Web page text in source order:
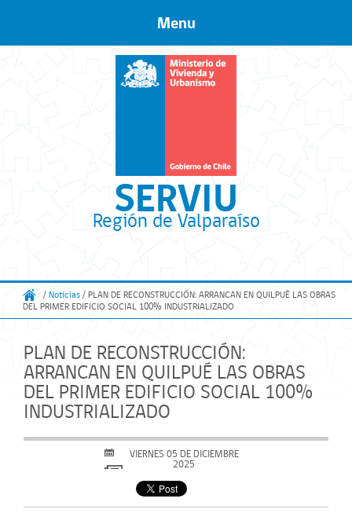
SERVIU
Región de Valparaíso
Menu
/ Noticias / PLAN DE RECONSTRUCCIÓN: ARRANCAN EN QUILPUÉ LAS OBRAS
DEL PRIMER EDIFICIO SOCIAL 100% INDUSTRIALIZADO
PLAN DE RECONSTRUCCIÓN:
ARRANCAN EN QUILPUÉ LAS OBRAS
DEL PRIMER EDIFICIO SOCIAL 100%
INDUSTRIALIZADO
VIERNES 05 DE DICIEMBRE
2025